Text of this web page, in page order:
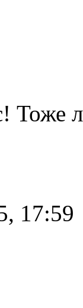
Тоже
17:59